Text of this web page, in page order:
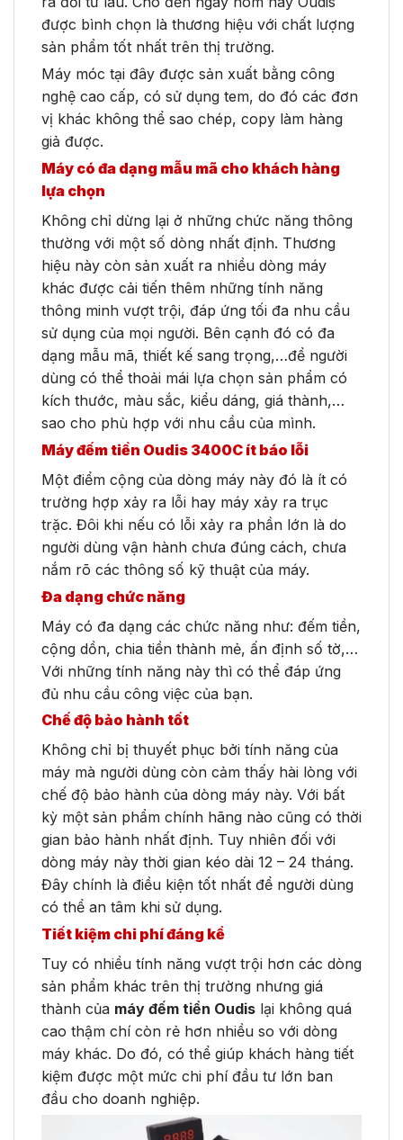
được bình chọn là thương hiệu với chất lượng
sản phẩm tốt nhất trên thị trường.
Máy móc tại đây được sản xuất bằng công
nghệ cao cấp, có sử dụng tem, do đó các đơn
vị khác không thể sao chép, copy làm hàng
giả được.
Máy có đa dạng mẫu mã cho khách hàng
lựa chọn
Không chỉ dừng lại ở những chức năng thông
thường với một số dòng nhất định. Thương
hiệu này còn sản xuất ra nhiều dòng máy
khác được cải tiến thêm những tính năng
thông minh vượt trội, đáp ứng tối đa nhu cầu
sử dụng của mọi người. Bên cạnh đó có đa
dạng mẫu mã, thiết kế sang trọng,…để người
dùng có thể thoải mái lựa chọn sản phẩm có
kích thước, màu sắc, kiểu dáng, giá thành,…
sao cho phù hợp với nhu cầu của mình.
Máy đếm tiền Oudis 3400C ít báo lỗi
Một điểm cộng của dòng máy này đó là ít có
trường hợp xảy ra lỗi hay máy xảy ra trục
trặc. Đôi khi nếu có lỗi xảy ra phần lớn là do
người dùng vận hành chưa đúng cách, chưa
nắm rõ các thông số kỹ thuật của máy.
Đa dạng chức năng
Máy có đa dạng các chức năng như: đếm tiền,
cộng dồn, chia tiền thành mẻ, ấn định số tờ,…
Với những tính năng này thì có thể đáp ứng
đủ nhu cầu công việc của bạn.
Chế độ bảo hành tốt
Không chỉ bị thuyết phục bởi tính năng của
máy mà người dùng còn cảm thấy hài lòng với
chế độ bảo hành của dòng máy này. Với bất
kỳ một sản phẩm chính hãng nào cũng có thời
gian bảo hành nhất định. Tuy nhiên đối với
dòng máy này thời gian kéo dài 12 – 24 tháng.
Đây chính là điều kiện tốt nhất để người dùng
có thể an tâm khi sử dụng.
Tiết kiệm chi phí đáng kể
Tuy có nhiều tính năng vượt trội hơn các dòng
sản phẩm khác trên thị trường nhưng giá
thành của máy đếm tiền Oudis lại không quá
cao thậm chí còn rẻ hơn nhiều so với dòng
máy khác. Do đó, có thể giúp khách hàng tiết
kiệm được một mức chi phí đầu tư lớn ban
đầu cho doanh nghiệp.